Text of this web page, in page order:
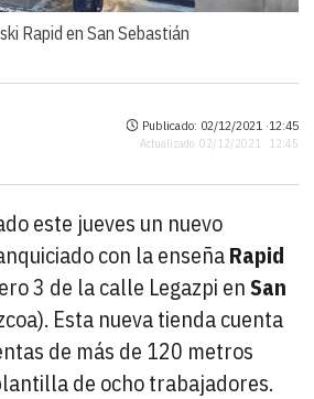
Rapid en San Sebastián
Publicado: 02/12/2021 ·12:45
Actualizado: 02/12/2021 · 12:45
este jueves un nuevo
con la enseñaRapid
3 de la calle Legazpi enSan
Esta nueva tienda cuenta
de más de 120 metros
de ocho trabajadores.